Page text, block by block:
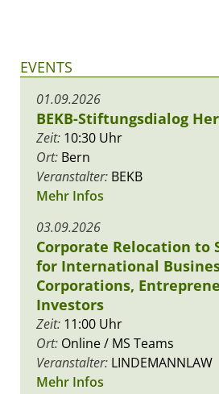
EVENTS
01.09.2026
BEKB-Stiftungsdialog
Zeit: 10:30 Uhr
Ort: Bern
Veranstalter: BEKB
Mehr Infos
03.09.2026
Corporate Relocation to
for International
Corporations,
Investors
Zeit: 11:00 Uhr
Ort: Online / MS Teams
Veranstalter: LINDEMANNLAW
Mehr Infos